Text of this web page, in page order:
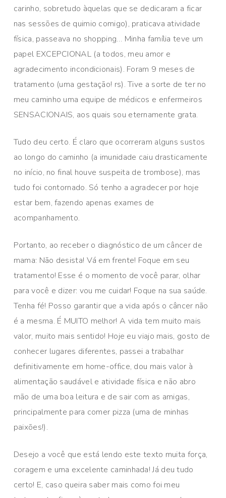
carinho, sobretudo àquelas que se dedicaram a ficar
nas sessões de quimio comigo), praticava atividade
física, passeava no shopping… Minha família teve um
papel EXCEPCIONAL (a todos, meu amor e
agradecimento incondicionais). Foram 9 meses de
tratamento (uma gestação! rs). Tive a sorte de ter no
meu caminho uma equipe de médicos e enfermeiros
SENSACIONAIS, aos quais sou eternamente grata.
Tudo deu certo. É claro que ocorreram alguns sustos
ao longo do caminho (a imunidade caiu drasticamente
no início, no final houve suspeita de trombose), mas
tudo foi contornado. Só tenho a agradecer por hoje
estar bem, fazendo apenas exames de
acompanhamento.
Portanto, ao receber o diagnóstico de um câncer de
mama: Não desista! Vá em frente! Foque em seu
tratamento! Esse é o momento de você parar, olhar
para você e dizer: vou me cuidar! Foque na sua saúde.
Tenha fé! Posso garantir que a vida após o câncer não
é a mesma. É MUITO melhor! A vida tem muito mais
valor, muito mais sentido! Hoje eu viajo mais, gosto de
conhecer lugares diferentes, passei a trabalhar
definitivamente em home-office, dou mais valor à
alimentação saudável e atividade física e não abro
mão de uma boa leitura e de sair com as amigas,
principalmente para comer pizza (uma de minhas
paixões!).
Desejo a você que está lendo este texto muita força,
coragem e uma excelente caminhada! Já deu tudo
certo! E, caso queira saber mais como foi meu